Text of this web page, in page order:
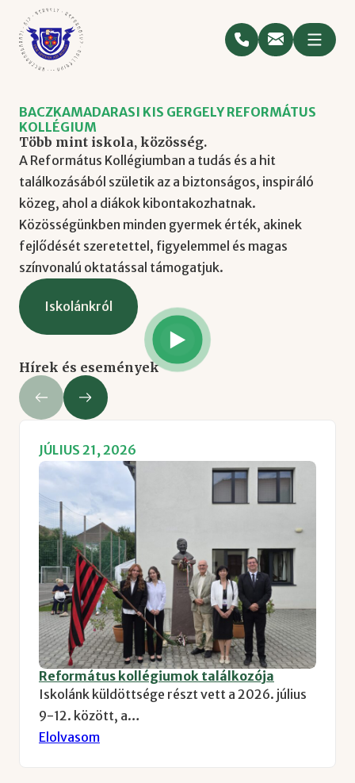
BACZKAMADARASI KIS GERGELY REFORMÁTUS
KOLLÉGIUM
Több mint iskola, közösség.
A Református Kollégiumban a tudás és a hit
találkozásából születik az a biztonságos, inspiráló
közeg, ahol a diákok kibontakozhatnak.
Közösségünkben minden gyermek érték, akinek
fejlődését szeretettel, figyelemmel és magas
színvonalú oktatással támogatjuk.
Iskolánkról
Hírek és események
JÚLIUS 21, 2026
Református kollégiumok találkozója
Iskolánk küldöttsége részt vett a 2026. július
9-12. között, a…
Elolvasom